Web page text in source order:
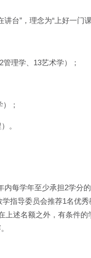
台”，理念为“上好一门
理学、13艺术学）；
；
。
每学年至少承担2学分
指导委员会推荐1名优
上述名额之外，有条件